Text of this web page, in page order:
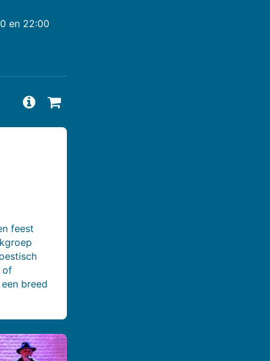
en 22:00
feest
of
breed
Vragen en antwoorden bekijken
Beschikbaarheid aanvragen